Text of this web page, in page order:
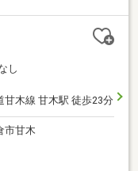
し
甘木線 甘木駅 徒歩23分
市甘木